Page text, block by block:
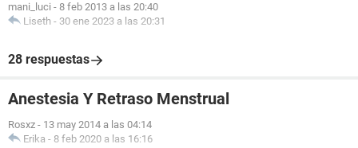
mani_luci - 8 feb 2013 a las 20:40
Liseth - 30 ene 2023 a las 20:31
28 respuestas
Anestesia Y Retraso Menstrual
Rosxz - 13 may 2014 a las 04:14
Erika - 8 feb 2020 a las 16:16